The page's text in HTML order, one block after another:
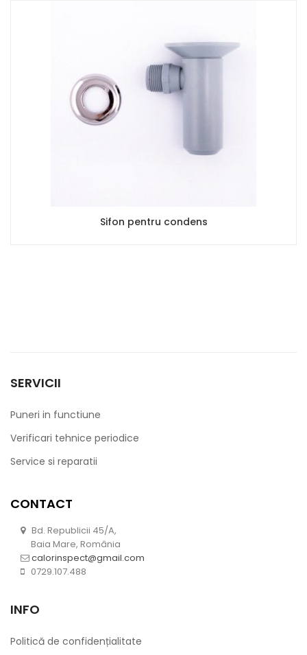
Filtru magnetic Vortex 300
SERVICII
Puneri in functiune
Verificari tehnice periodice
Service si reparatii
CONTACT
Bd. Republicii 45/A,
Baia Mare, România
calorinspect@gmail.com
0729.107.488
INFO
Politică de confidențialitate